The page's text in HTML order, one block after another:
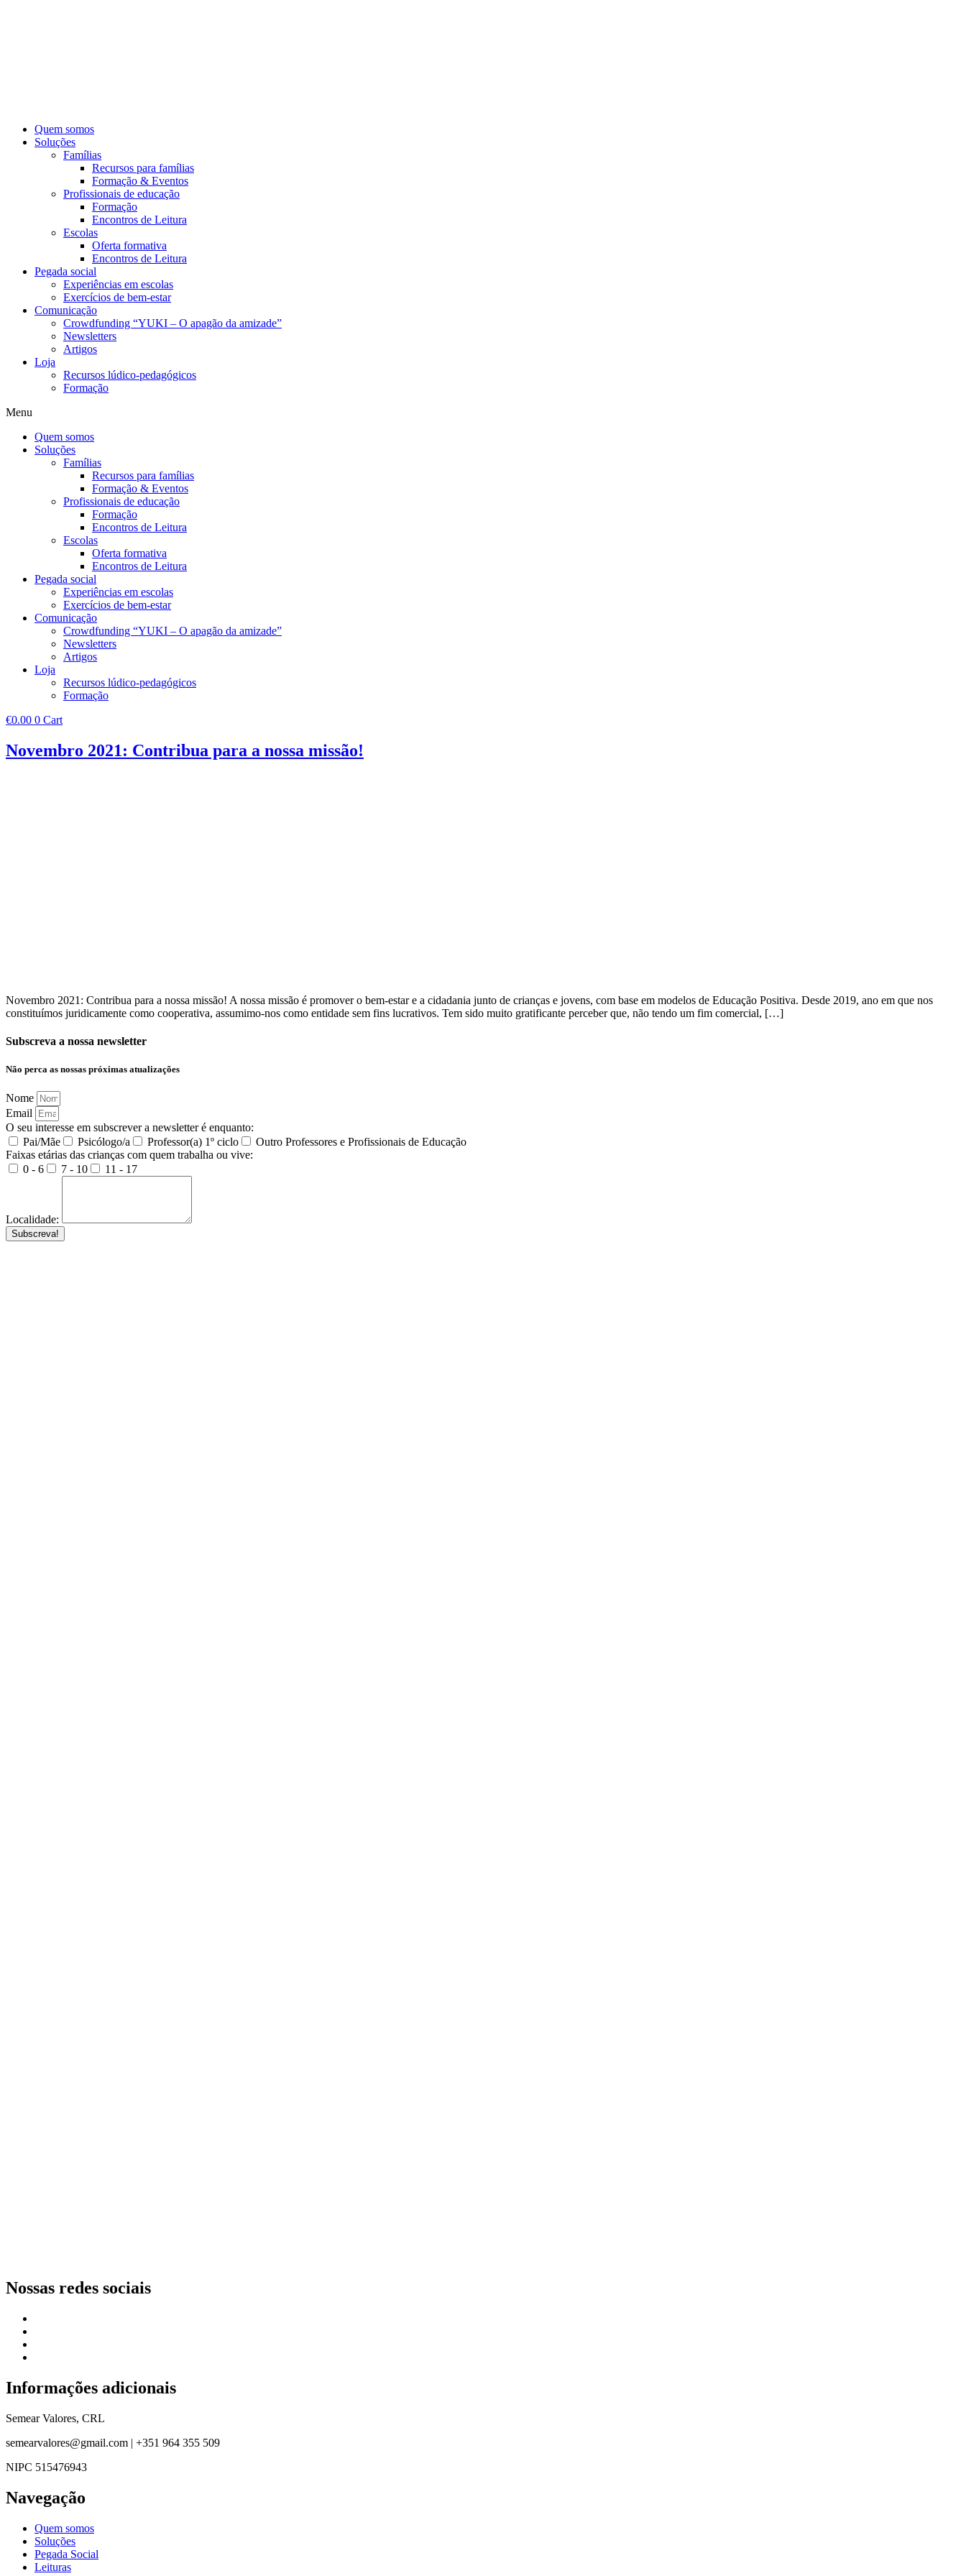
Quem somos
Soluções
Famílias
Recursos para famílias
Formação & Eventos
Profissionais de educação
Formação
Encontros de Leitura
Escolas
Oferta formativa
Encontros de Leitura
Pegada social
Experiências em escolas
Exercícios de bem-estar
Comunicação
Crowdfunding “YUKI – O apagão da amizade”
Newsletters
Artigos
Loja
Recursos lúdico-pedagógicos
Formação
Menu
Quem somos
Soluções
Famílias
Recursos para famílias
Formação & Eventos
Profissionais de educação
Formação
Encontros de Leitura
Escolas
Oferta formativa
Encontros de Leitura
Pegada social
Experiências em escolas
Exercícios de bem-estar
Comunicação
Crowdfunding “YUKI – O apagão da amizade”
Newsletters
Artigos
Loja
Recursos lúdico-pedagógicos
Formação
€0.00 0 Cart
Novembro 2021: Contribua para a nossa missão!
Novembro 2021: Contribua para a nossa missão! A nossa missão é promover o bem-estar e a cidadania junto de crianças e jovens, com base em modelos de Educação Positiva. Desde 2019, ano em que nos
constituímos juridicamente como cooperativa, assumimo-nos como entidade sem fins lucrativos. Tem sido muito gratificante perceber que, não tendo um fim comercial, […]
Subscreva a nossa newsletter
Não perca as nossas próximas atualizações
Nome
Email
O seu interesse em subscrever a newsletter é enquanto:
Pai/Mãe
Psicólogo/a Professor(a) 1º ciclo
Outro Professores e Profissionais de Educação
Faixas etárias das crianças com quem trabalha ou vive:
0 - 6
7 - 10 11 - 17
Localidade:
Subscreva!
Nossas redes sociais
Informações adicionais
Semear Valores, CRL
semearvalores@gmail.com | +351 964 355 509
NIPC 515476943
Navegação
Quem somos
Soluções
Pegada Social
Leituras